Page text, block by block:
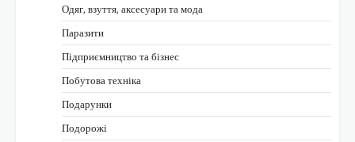
Одяг, взуття, аксесуари та мода
Паразити
Підприємництво та бізнес
Побутова техніка
Подарунки
Подорожі